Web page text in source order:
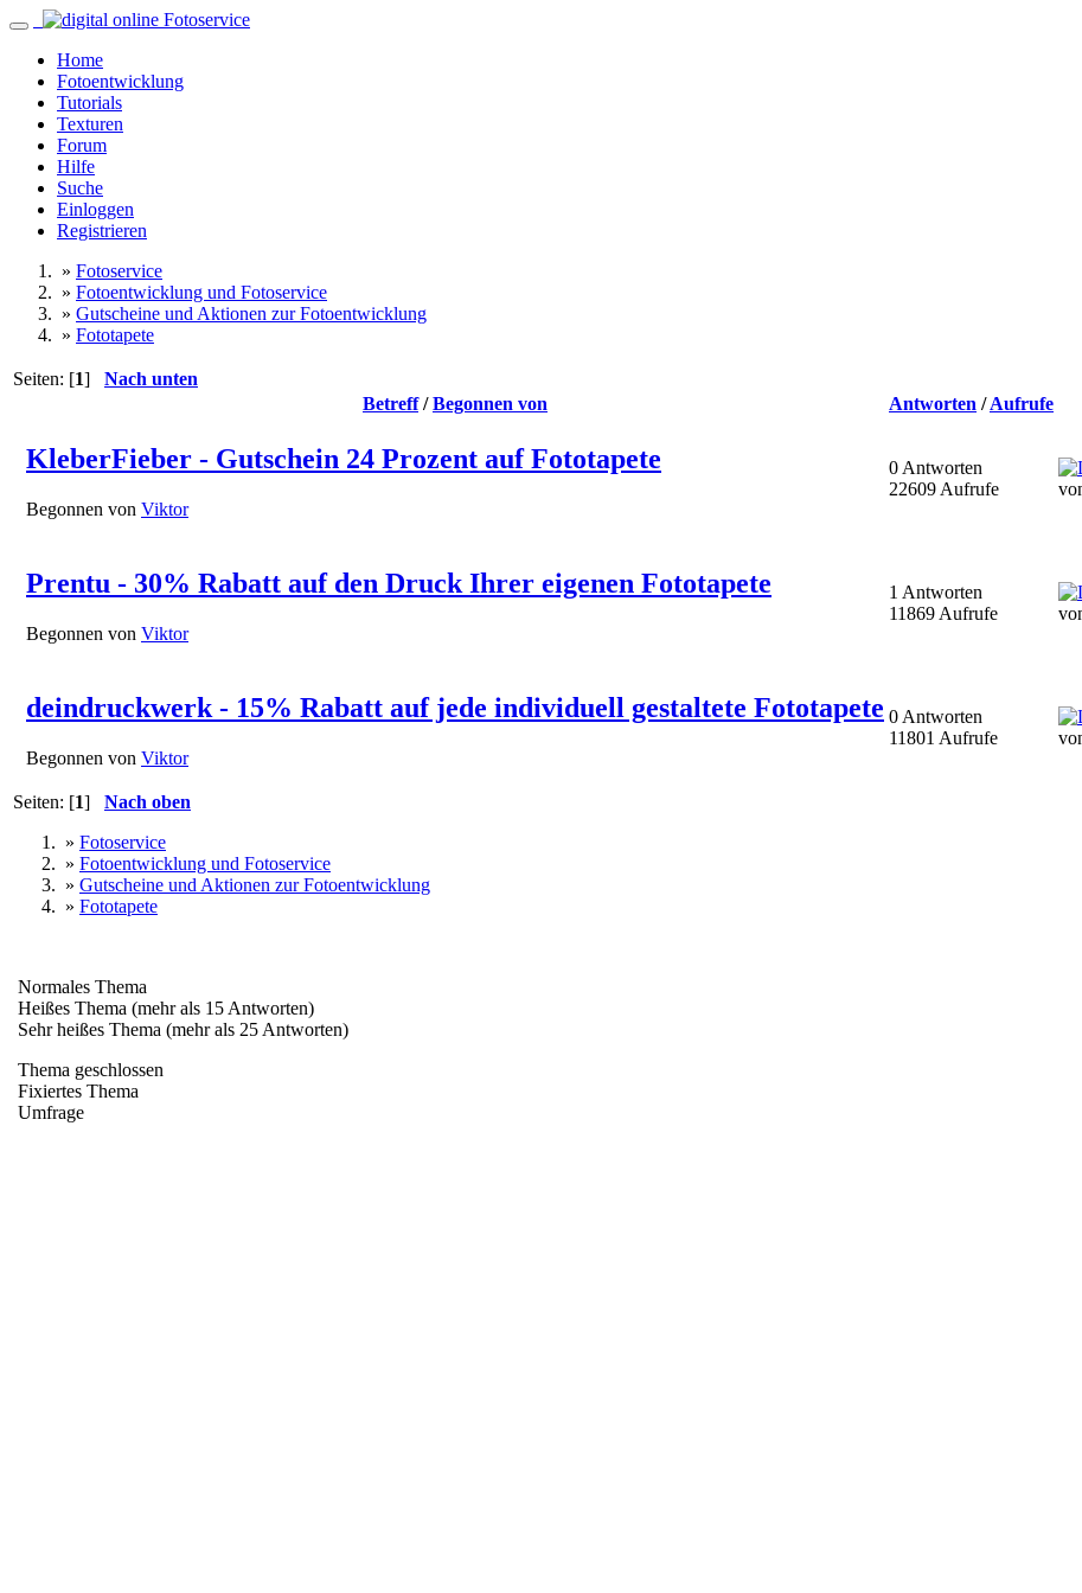
Home
Fotoentwicklung
Tutorials
Texturen
Forum
Hilfe
Suche
Einloggen
Registrieren
» Fotoservice
» Fotoentwicklung und Fotoservice
» Gutscheine und Aktionen zur Fotoentwicklung
» Fototapete
Seiten: [1] Nach unten
Betreff/Begonnen von Antworten /Aufrufe
KleberFieber - Gutschein 24 Prozent auf Fototapete
Begonnen von Viktor
0 Antworten
22609 Aufrufe
Prentu - 30% Rabatt auf den Druck Ihrer eigenen Fototapete
Begonnen von Viktor
1 Antworten
11869 Aufrufe
deindruckwerk - 15% Rabatt auf jede individuell gestaltete Fototapete
Begonnen von Viktor
0 Antworten
11801 Aufrufe
Seiten: [1] Nach oben
» Fotoservice
» Fotoentwicklung und Fotoservice
» Gutscheine und Aktionen zur Fotoentwicklung
» Fototapete
Normales Thema
Heißes Thema (mehr als 15 Antworten)
Sehr heißes Thema (mehr als 25 Antworten)
Thema geschlossen
Fixiertes Thema
Umfrage